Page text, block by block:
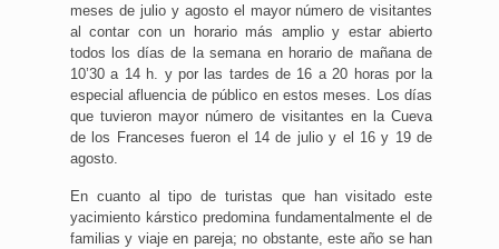
meses de julio y agosto el mayor número de visitantes
al contar con un horario más amplio y estar abierto
todos los días de la semana en horario de mañana de
10’30 a 14 h. y por las tardes de 16 a 20 horas por la
especial afluencia de público en estos meses. Los días
que tuvieron mayor número de visitantes en la Cueva
de los Franceses fueron el 14 de julio y el 16 y 19 de
agosto.
En cuanto al tipo de turistas que han visitado este
yacimiento kárstico predomina fundamentalmente el de
familias y viaje en pareja; no obstante, este año se han